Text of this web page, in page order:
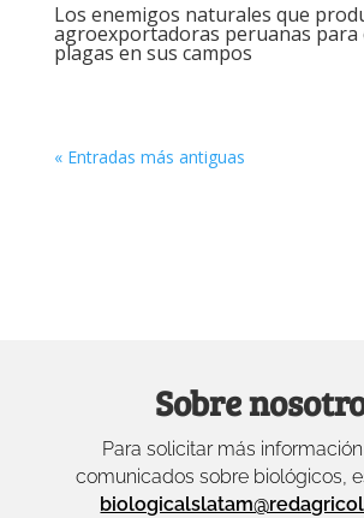
Los enemigos naturales que
agroexportadoras peruanas
plagas en sus campos
« Entradas más antiguas
Sobre
Para solicitar más
comunicados sobre biológicos,